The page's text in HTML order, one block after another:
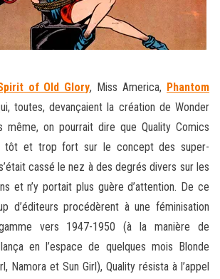
of Old Glory, Miss America, Phantom
toutes, devançaient la création de Wonder
même, on pourrait dire que Quality Comics
tôt et trop fort sur le concept des super-
cassé le nez à des degrés divers sur les
et n’y portait plus guère d’attention. De ce
d’éditeurs procédèrent à une féminisation
vers 1947-1950 (à la manière de
en l’espace de quelques mois Blonde
Namora et Sun Girl), Quality résista à l’appel